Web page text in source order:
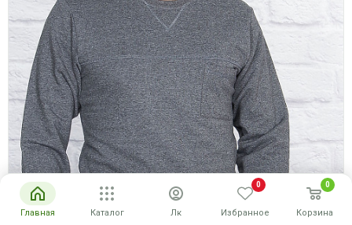
Главная Каталог Лк
0
Избранное
0
Корзина